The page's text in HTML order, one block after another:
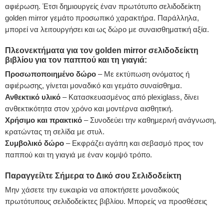
αφιέρωση. Έτσι δημιουργείς έναν πρωτότυπο σελιδοδείκτη
golden mirror γεμάτο προσωπικό χαρακτήρα. Παράλληλα,
μπορεί να λειτουργήσει και ως δώρο με συναισθηματική αξία.
Πλεονεκτήματα για τον golden mirror σελιδοδείκτη
βιβλίου για τον παππού και τη γιαγιά:
Προσωποποιημένο δώρο – Με εκτύπωση ονόματος ή
αφιέρωσης, γίνεται μοναδικό και γεμάτο συναίσθημα.
Ανθεκτικό υλικό – Κατασκευασμένος από plexiglass, δίνει
ανθεκτικότητα στον χρόνο και μοντέρνα αισθητική.
Χρήσιμο και πρακτικό – Συνοδεύει την καθημερινή ανάγνωση,
κρατώντας τη σελίδα με στυλ.
Συμβολικό δώρο – Εκφράζει αγάπη και σεβασμό προς τον
παππού και τη γιαγιά με έναν κομψό τρόπο.
Παραγγείλτε Σήμερα το Δικό σου Σελιδοδείκτη
Μην χάσετε την ευκαιρία να αποκτήσετε μοναδικούς
πρωτότυπους σελιδοδείκτες βιβλίου. Μπορείς να προσθέσεις